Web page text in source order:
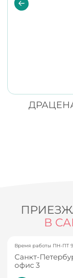
В
Время работы ПН-ПТ
Санкт-
офис 3